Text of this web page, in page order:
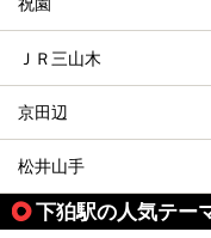
祝園
ＪＲ三山木
京田辺
松井山手
下狛駅の人気テー